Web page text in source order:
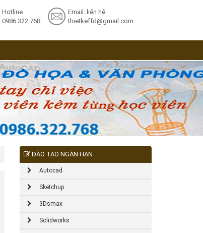
Email: liên hệ
thietkeffd@gmail.com
Hotline
0986.322.768
ĐÀO TẠO NGẮN HẠN
Autocad
Sketchup
3Dsmax
Solidworks